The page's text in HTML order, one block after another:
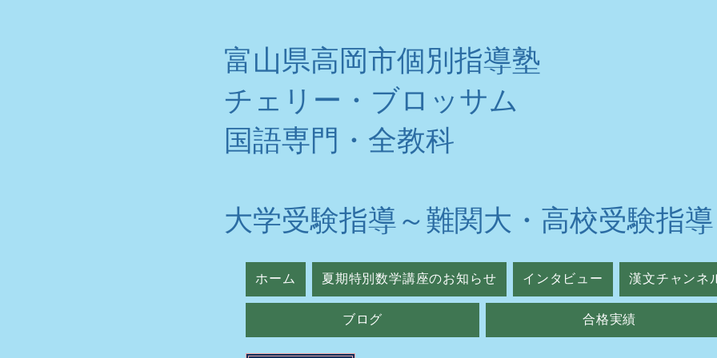
富山県高岡市個別指導塾
チェリー・ブロッサム
​国語専門・全教科
大学受験指導～難関大・高校受験指導
ホーム 夏期特別数学講座のお知らせ インタビュー 漢文チャンネ
ブログ 合格実績